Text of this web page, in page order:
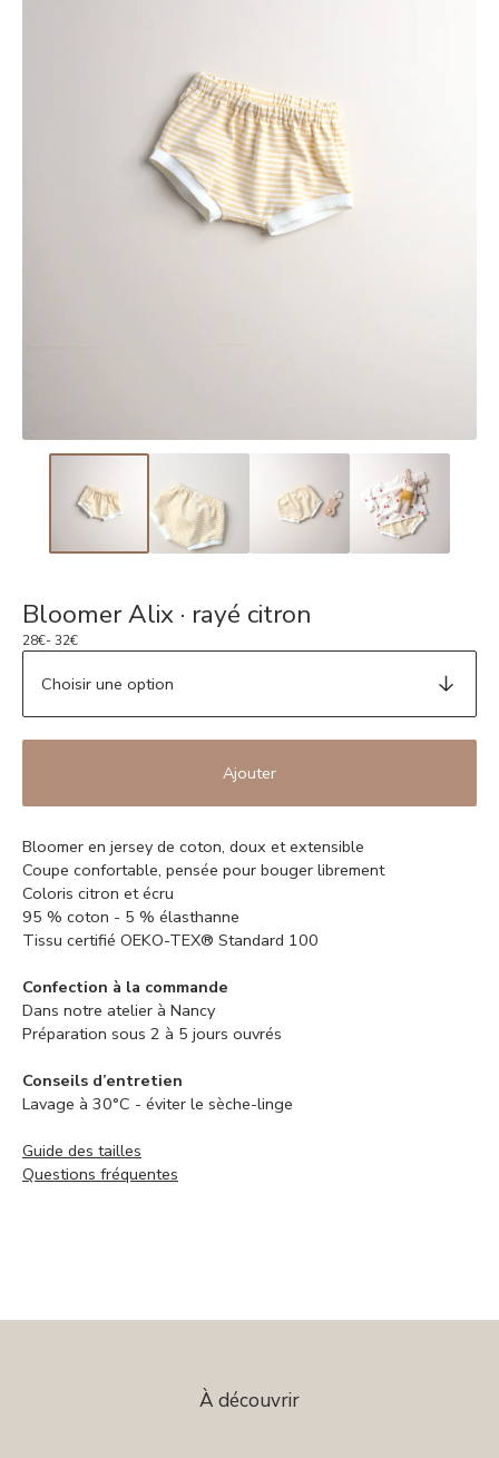
Bloomer Alix · rayé citron
28€- 32€
Ajouter
Bloomer en jersey de coton, doux et extensible
Coupe confortable, pensée pour bouger librement
Coloris citron et écru
95 % coton - 5 % élasthanne
Tissu certifié OEKO-TEX® Standard 100
Confection à la commande
Dans notre atelier à Nancy
Préparation sous 2 à 5 jours ouvrés
Conseils d’entretien
Lavage à 30°C - éviter le sèche-linge
Guide des tailles
Questions fréquentes
À découvrir